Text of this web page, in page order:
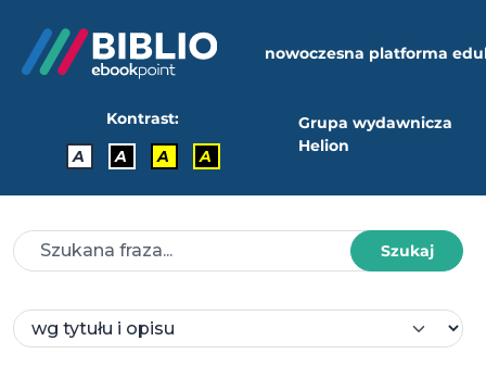
nowoczesna platforma
Kontrast:
A
A A A
Grupa wydawnicza
Helion
Szukaj